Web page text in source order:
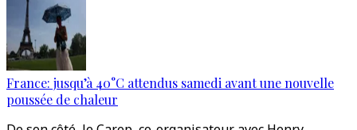
France: jusqu’à 40°C attendus samedi avant une nouvelle
poussée de chaleur